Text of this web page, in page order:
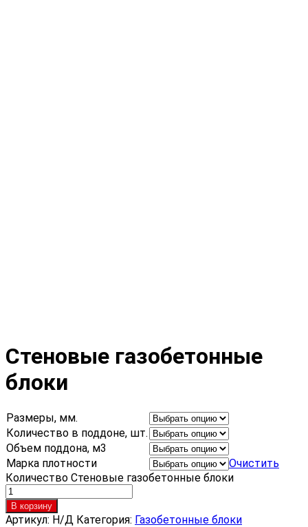
Стеновые газобетонные
блоки
Размеры, мм.
Количество в поддоне, шт.
Объем поддона, м3
Марка плотности
Очистить
Количество Стеновые газобетонные блоки
В корзину
Артикул: Н/Д Категория: Газобетонные блоки